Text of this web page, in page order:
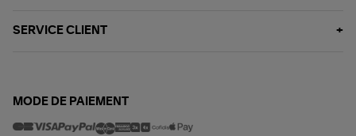
SERVICE CLIENT
MODE DE PAIEMENT